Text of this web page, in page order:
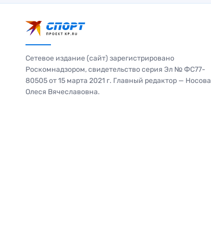
Сетевое издание (сайт) зарегистрировано
Роскомнадзором, свидетельство серия Эл № ФС77-
80505 от 15 марта 2021 г. Главный редактор — Носова
Олеся Вячеславовна.